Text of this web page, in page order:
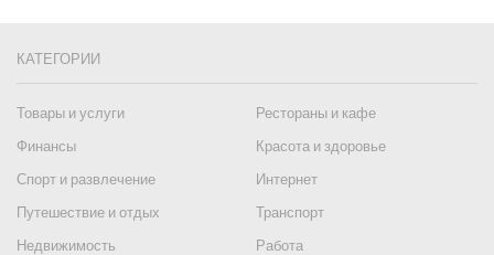
КАТЕГОРИИ
Товары и услуги
Рестораны и кафе
Финансы
Красота и здоровье
Спорт и развлечение
Интернет
Путешествие и отдых
Транспорт
Недвижимость
Работа